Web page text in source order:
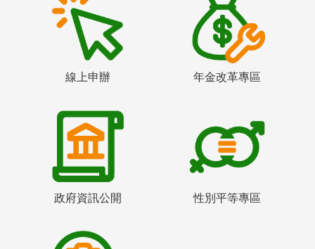
線上申辦 年金改革專區
政府資訊公開 性別平等專區